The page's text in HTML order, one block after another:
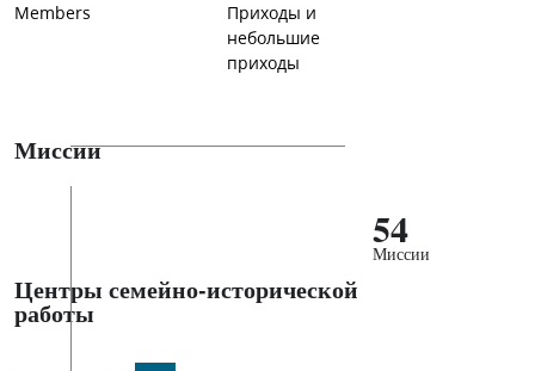
Members
Приходы и
небольшие
приходы
Миссии
54
Миссии
Центры семейно-исторической
работы